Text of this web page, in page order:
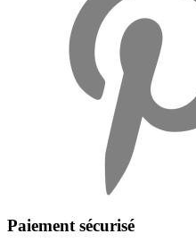
Paiement sécurisé